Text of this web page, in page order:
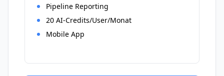
Pipeline Reporting
20 AI-Credits/User/Monat
Mobile App